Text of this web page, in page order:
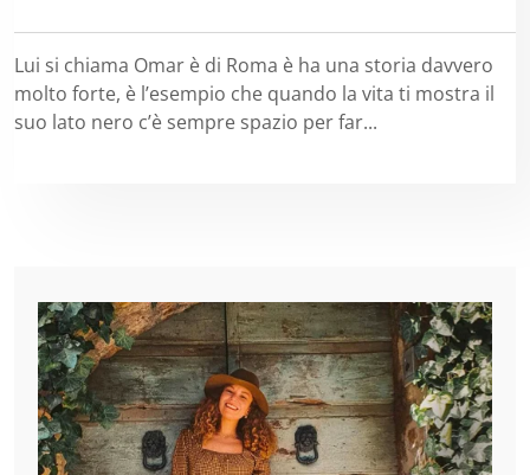
Lui si chiama Omar è di Roma è ha una storia davvero
molto forte, è l’esempio che quando la vita ti mostra il
suo lato nero c’è sempre spazio per far...